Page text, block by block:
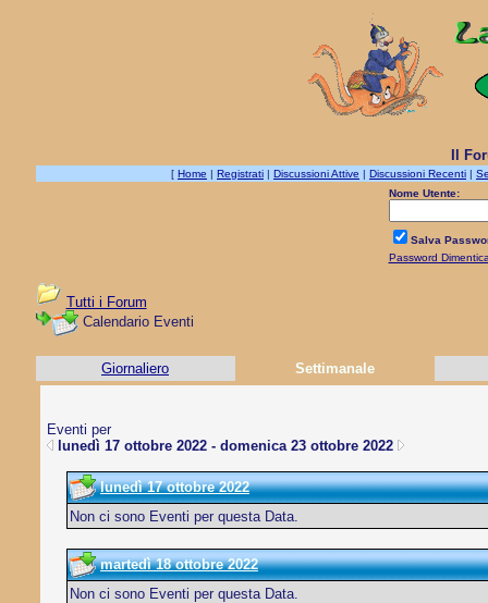
Il
[ Home | Registrati | Discussioni Attive | Discussioni Recenti |
Nome Utente:
Salva
Password
Tutti i Forum
Calendario Eventi
Giornaliero Settimanale
Eventi per
lunedì 17 ottobre 2022 - domenica 23 ottobre 2022
lunedì 17 ottobre 2022
Non ci sono Eventi per questa Data.
martedì 18 ottobre 2022
Non ci sono Eventi per questa Data.